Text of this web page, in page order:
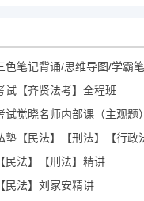
试【齐贤法考】全程班
试觉晓名师内部课（主观题）
民法】【刑法】精讲
民法】刘家安精讲